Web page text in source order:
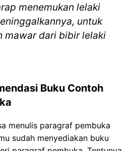
menemukan lelaki
untuk
mawar dari bibir lelaki
Buku Contoh
menulis paragraf pembuka
sudah menyediakan buku